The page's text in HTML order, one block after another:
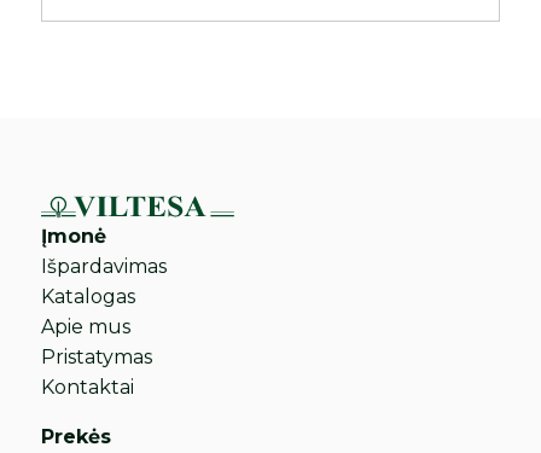
Įmonė
Išpardavimas
Katalogas
Apie mus
Pristatymas
Kontaktai
Prekės